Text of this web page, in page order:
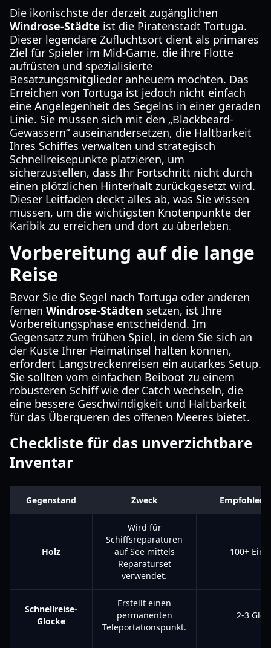
Die ikonischste der derzeit zugänglichen
Windrose-Städte ist die Piratenstadt Tortuga.
Dieser legendäre Zufluchtsort dient als primäres
Ziel für Spieler im Mid-Game, die ihre Flotte
aufrüsten und spezialisierte
Besatzungsmitglieder anheuern möchten. Das
Erreichen von Tortuga ist jedoch nicht einfach
eine Angelegenheit des Segelns in einer geraden
Linie. Sie müssen sich mit den „Blackbeard-
Gewässern“ auseinandersetzen, die Haltbarkeit
Ihres Schiffes verwalten und strategisch
Schnellreisepunkte platzieren, um
sicherzustellen, dass Ihr Fortschritt nicht durch
einen plötzlichen Hinterhalt zurückgesetzt wird.
Dieser Leitfaden deckt alles ab, was Sie wissen
müssen, um die wichtigsten Knotenpunkte der
Karibik zu erreichen und dort zu überleben.
Vorbereitung auf die lange
Reise
Bevor Sie die Segel nach Tortuga oder anderen
fernen Windrose-Städten setzen, ist Ihre
Vorbereitungsphase entscheidend. Im
Gegensatz zum frühen Spiel, in dem Sie sich an
der Küste Ihrer Heimatinsel halten können,
erfordert Langstreckenreisen ein autarkes Setup.
Sie sollten vom einfachen Beiboot zu einem
robusteren Schiff wie der Catch wechseln, die
eine bessere Geschwindigkeit und Haltbarkeit
für das Überqueren des offenen Meeres bietet.
Checkliste für das unverzichtbare
Inventar
Gegenstand Zweck
Holz
Wird für
Schiffsreparaturen
auf See mittels
Reparaturset
verwendet.
100+
Schnellreise-
Glocke
Erstellt einen
permanenten
Teleportationspunkt.
2-3